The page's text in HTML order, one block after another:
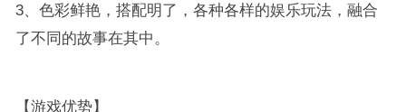
3、色彩鲜艳，搭配明了，各种各样的娱乐玩法，融合
了不同的故事在其中。
【游戏优势】